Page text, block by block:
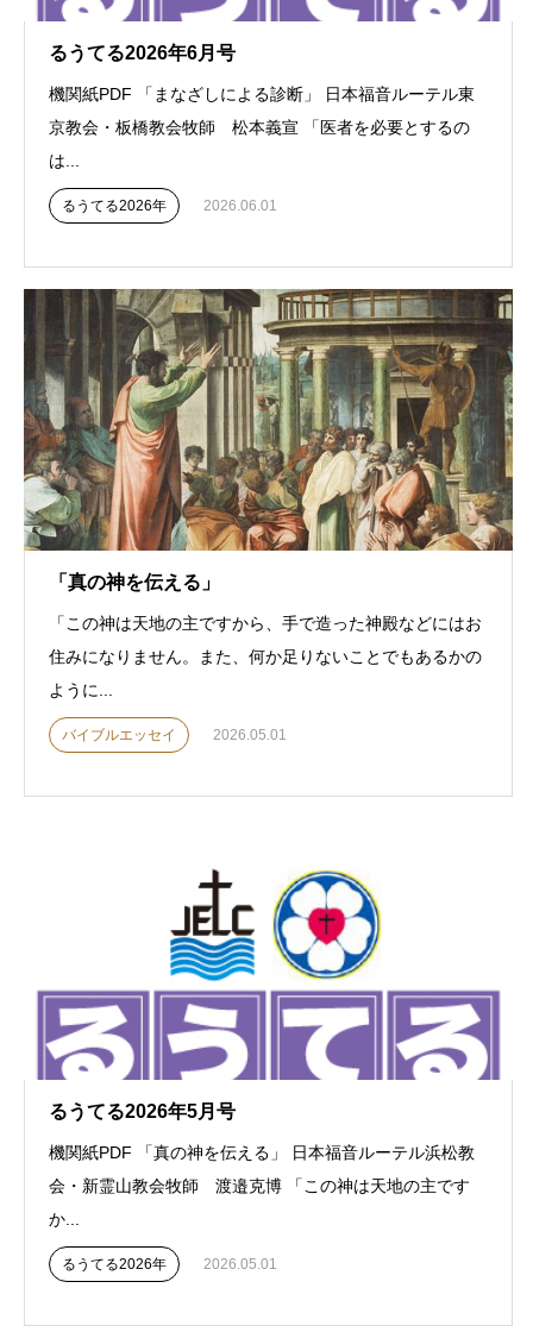
るうてる2026年6月号
機関紙PDF 「まなざしによる診断」 日本福音ルーテル東
京教会・板橋教会牧師 松本義宣 「医者を必要とするの
は...
るうてる2026年 2026.06.01
「真の神を伝える」
「この神は天地の主ですから、手で造った神殿などにはお
住みになりません。また、何か足りないことでもあるかの
ように...
バイブルエッセイ 2026.05.01
るうてる2026年5月号
機関紙PDF 「真の神を伝える」 日本福音ルーテル浜松教
会・新霊山教会牧師 渡邉克博 「この神は天地の主です
か...
るうてる2026年 2026.05.01